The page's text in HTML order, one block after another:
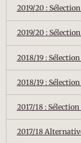
2019/20 :
2019/20 :
2018/19 :
2018/19 :
2017/18 :
2017/18